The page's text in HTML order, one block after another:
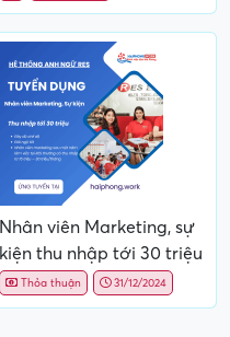
Nhân viên Marketing, sự
kiện thu nhập tới 30 triệu
Thỏa thuận 31/12/2024